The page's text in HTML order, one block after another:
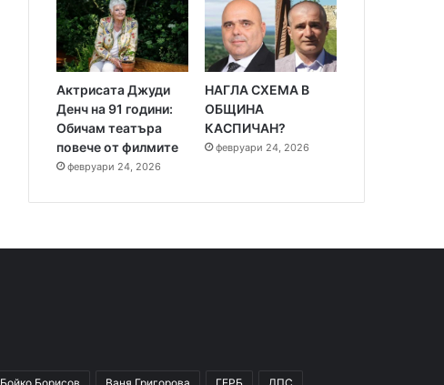
Актрисата Джуди
Денч на 91 години:
Обичам театъра
повече от филмите
февруари 24, 2026
НАГЛА СХЕМА В
ОБЩИНА
КАСПИЧАН?
февруари 24, 2026